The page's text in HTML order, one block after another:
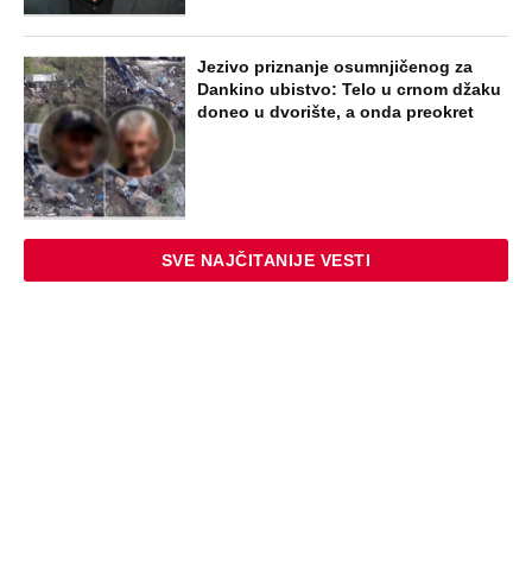
EXTERNAL ARTICLES
Muhamed iz Sarajeva je imao 4 godine
kad je nestao iz izbegličkog kampa:
Prvo su optužili majku da ga je prodala,
a kad su videli prizor na kameri svi su
ćutali
Surova sudbina evnuha u Osmanskom
carstvu otkriva mračnu stranu harema,